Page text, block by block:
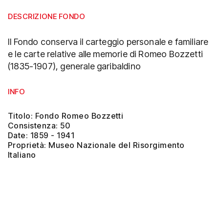
DESCRIZIONE FONDO
Il Fondo conserva il carteggio personale e familiare
e le carte relative alle memorie di Romeo Bozzetti
(1835-1907), generale garibaldino
INFO
Titolo: Fondo Romeo Bozzetti
Consistenza: 50
Date: 1859 - 1941
Proprietà: Museo Nazionale del Risorgimento
Italiano